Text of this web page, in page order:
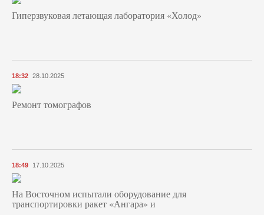
Гиперзвуковая летающая лаборатория «Холод»
18:32 28.10.2025
Ремонт томографов
18:49 17.10.2025
На Восточном испытали оборудование для
транспортировки ракет «Ангара» и